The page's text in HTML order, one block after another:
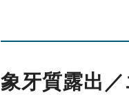
象牙質露出